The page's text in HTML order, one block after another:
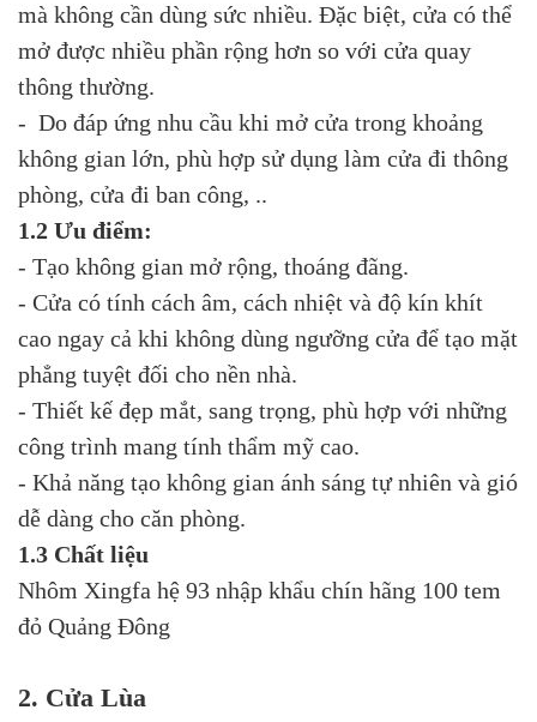
mà không cần dùng sức nhiều. Đặc biệt, cửa có thể
mở được nhiều phần rộng hơn so với cửa quay
thông thường.
- Do đáp ứng nhu cầu khi mở cửa trong khoảng
không gian lớn, phù hợp sử dụng làm cửa đi thông
phòng, cửa đi ban công, ..
1.2 Ưu điểm:
- Tạo không gian mở rộng, thoáng đãng.
- Cửa có tính cách âm, cách nhiệt và độ kín khít
cao ngay cả khi không dùng ngưỡng cửa để tạo mặt
phẳng tuyệt đối cho nền nhà.
- Thiết kế đẹp mắt, sang trọng, phù hợp với những
công trình mang tính thẩm mỹ cao.
- Khả năng tạo không gian ánh sáng tự nhiên và gió
dễ dàng cho căn phòng.
1.3 Chất liệu
Nhôm Xingfa hệ 93 nhập khẩu chín hãng 100 tem
đỏ Quảng Đông
2. Cửa Lùa